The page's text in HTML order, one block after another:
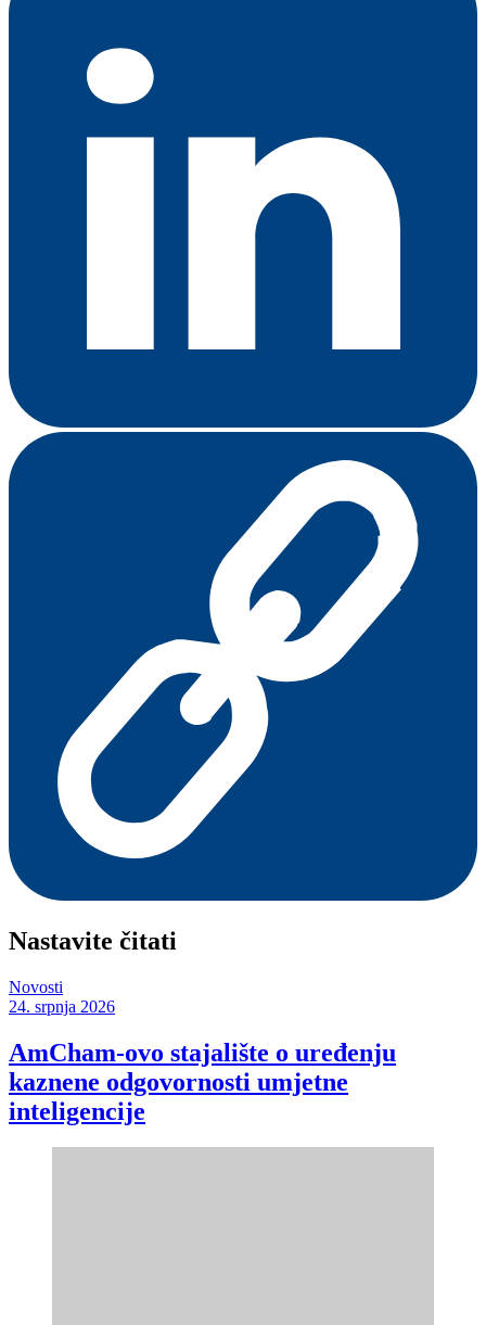
Nastavite čitati
Novosti
24. srpnja 2026
AmCham-ovo stajalište o uređenju
kaznene odgovornosti umjetne
inteligencije